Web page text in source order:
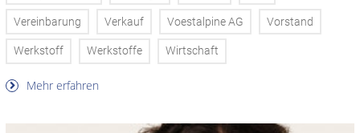
Vereinbarung Verkauf Voestalpine AG Vorstand
Werkstoff Werkstoffe Wirtschaft
Mehr erfahren